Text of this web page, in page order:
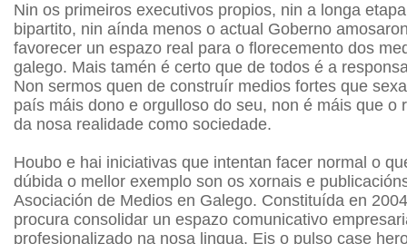
Nin os primeiros executivos propios, nin a longa
bipartito, nin aínda menos o actual Goberno
favorecer un espazo real para o florecemento dos
galego. Mais tamén é certo que de todos é a
Non sermos quen de construír medios fortes que
país máis dono e orgulloso do seu, non é máis que o
da nosa realidade como sociedade.
Houbo e hai iniciativas que intentan facer normal o
dúbida o mellor exemplo son os xornais e
Asociación de Medios en Galego. Constituída en
procura consolidar un espazo comunicativo
profesionalizado na nosa lingua. Eis o pulso case